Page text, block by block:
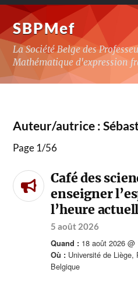
SBPMef
La Société Belge des
Mathématique d'expression
Auteur/autrice :
Page 1/56
Café des
enseigner
l’heure
5 août 2026
Quand : 18 août 2026
Où : Université de Liège,
Belgique